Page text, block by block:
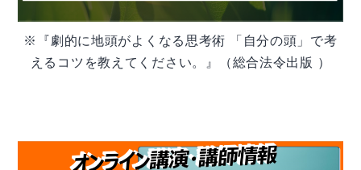
※『劇的に地頭がよくなる思考術 「自分の頭」で考
えるコツを教えてください。』（総合法令出版 ）